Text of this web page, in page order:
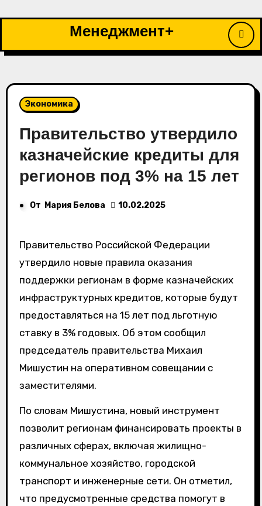
Менеджмент+
Экономика
Правительство утвердило
казначейские кредиты для
регионов под 3% на 15 лет
От Мария Белова 10.02.2025
Правительство Российской Федерации
утвердило новые правила оказания
поддержки регионам в форме казначейских
инфраструктурных кредитов, которые будут
предоставляться на 15 лет под льготную
ставку в 3% годовых. Об этом сообщил
председатель правительства Михаил
Мишустин на оперативном совещании с
заместителями.
По словам Мишустина, новый инструмент
позволит регионам финансировать проекты в
различных сферах, включая жилищно-
коммунальное хозяйство, городской
транспорт и инженерные сети. Он отметил,
что предусмотренные средства помогут в